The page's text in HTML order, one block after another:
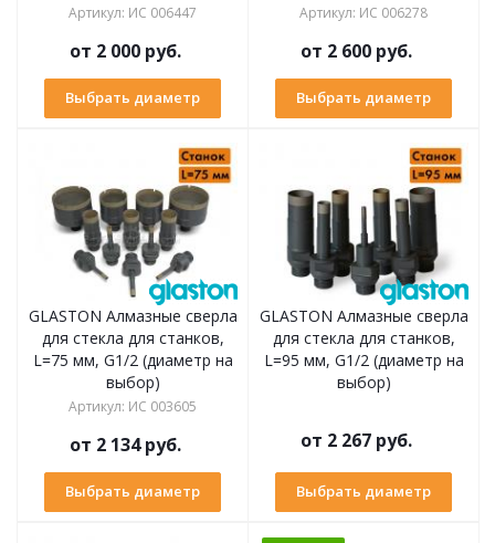
Артикул: ИС 006447
от 2 000 руб.
Выбрать диаметр
Артикул: ИС 006278
от 2 600 руб.
Выбрать диаметр
GLASTON Алмазные сверла
для стекла для станков,
L=75 мм, G1/2 (диаметр на
выбор)
Артикул: ИС 003605
от 2 134 руб.
Выбрать диаметр
GLASTON Алмазные сверла
для стекла для станков,
L=95 мм, G1/2 (диаметр на
выбор)
от 2 267 руб.
Выбрать диаметр